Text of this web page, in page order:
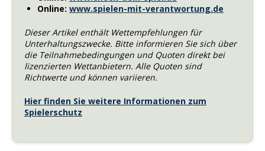
Online: www.spielen-mit-verantwortung.de
Dieser Artikel enthält Wettempfehlungen für
Unterhaltungszwecke. Bitte informieren Sie sich über
die Teilnahmebedingungen und Quoten direkt bei
lizenzierten Wettanbietern. Alle Quoten sind
Richtwerte und können variieren.
Hier finden Sie weitere Informationen zum
Spielerschutz